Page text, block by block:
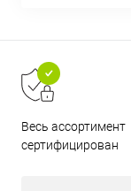
Весь ассортимент
сертифицирован